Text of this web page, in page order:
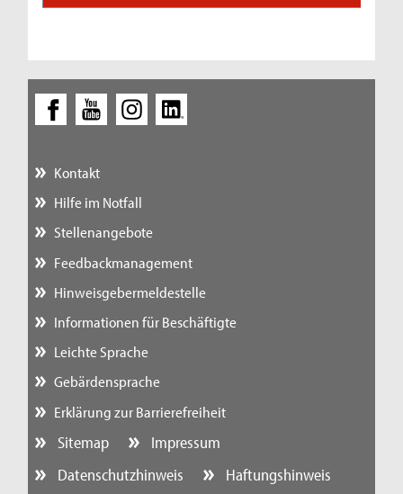
Kontakt
Hilfe im Notfall
Stellenangebote
Feedbackmanagement
Hinweisgebermeldestelle
Informationen für Beschäftigte
Leichte Sprache
Gebärdensprache
Erklärung zur Barrierefreiheit
Sitemap
Impressum
Datenschutzhinweis
Haftungshinweis